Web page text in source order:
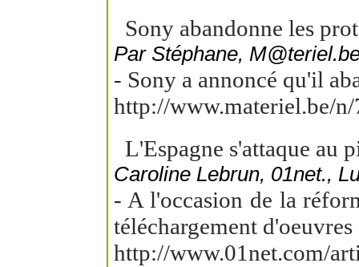
Sony abandonne les
Par Stéphane,
- Sony a annoncé qu'il
http://www.materiel.be/
L'Espagne s'attaque au
Caroline Lebrun, 01net.,
- A l'occasion de la
téléchargement d'oeuvres
http://www.01net.com/